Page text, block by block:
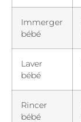
Immerger
bébé
Laver
bébé
Rincer
bébé